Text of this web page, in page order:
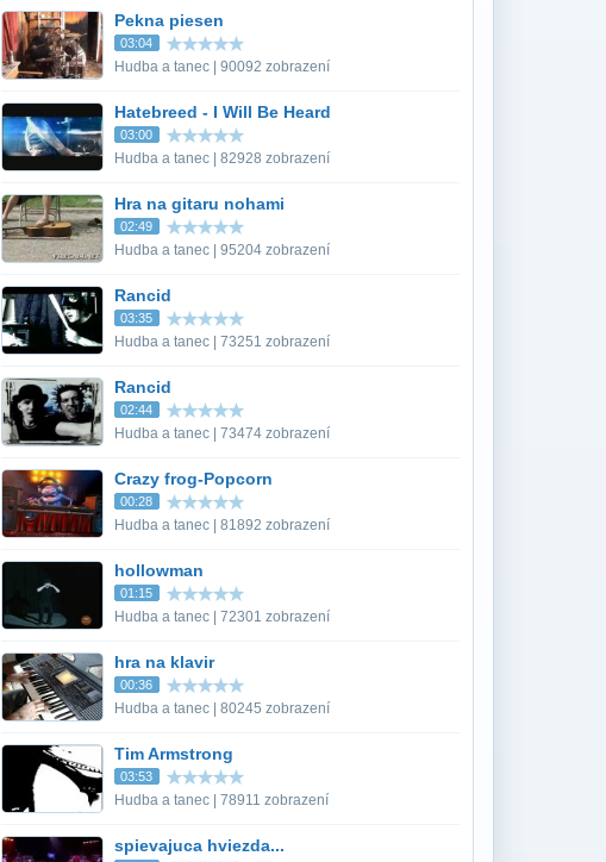
Pekna piesen
03:04
Hudba a tanec | 90092 zobrazení
Hatebreed - I Will Be Heard
03:00
Hudba a tanec | 82928 zobrazení
Hra na gitaru nohami
02:49
Hudba a tanec | 95204 zobrazení
Rancid
03:35
Hudba a tanec | 73251 zobrazení
Rancid
02:44
Hudba a tanec | 73474 zobrazení
Crazy frog-Popcorn
00:28
Hudba a tanec | 81892 zobrazení
hollowman
01:15
Hudba a tanec | 72301 zobrazení
hra na klavir
00:36
Hudba a tanec | 80245 zobrazení
Tim Armstrong
03:53
Hudba a tanec | 78911 zobrazení
spievajuca hviezda...